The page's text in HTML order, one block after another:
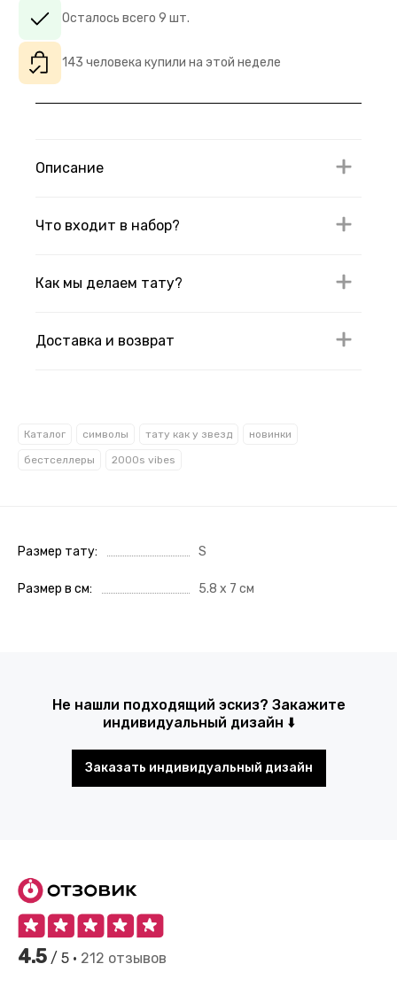
Осталось всего 9 шт.
143 человека купили на этой неделе
Описание
Что входит в набор?
Как мы делаем тату?
Доставка и возврат
Каталог символы тату как у звезд новинки
бестселлеры 2000s vibes
Размер тату S
Размер в см 5.8 x 7 см
Не нашли подходящий эскиз? Закажите
индивидуальный дизайн ⬇️
Заказать индивидуальный дизайн
4.5 / 5 • 212 отзывов